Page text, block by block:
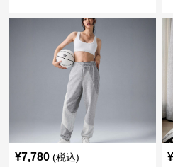
¥7,780 (税込) ¥